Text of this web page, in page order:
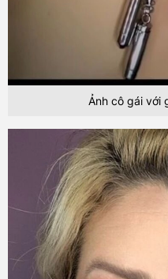
Ảnh cô gái với